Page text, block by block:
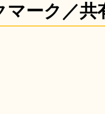
マーク／共